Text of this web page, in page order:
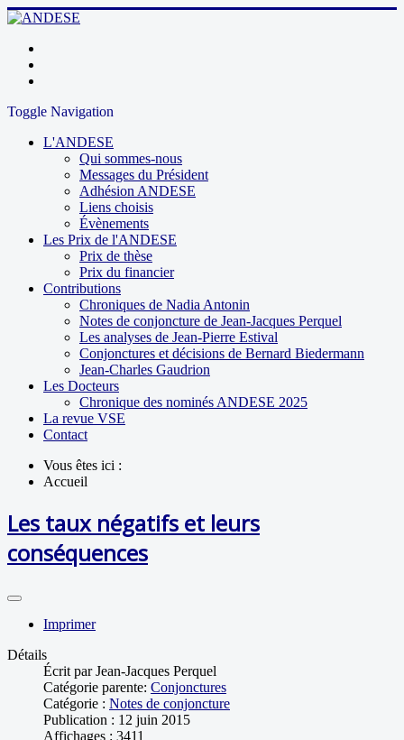
Toggle Navigation
L'ANDESE
Qui sommes-nous
Messages du Président
Adhésion ANDESE
Liens choisis
Évènements
Les Prix de l'ANDESE
Prix de thèse
Prix du financier
Contributions
Chroniques de Nadia Antonin
Notes de conjoncture de Jean-Jacques Perquel
Les analyses de Jean-Pierre Estival
Conjonctures et décisions de Bernard Biedermann
Jean-Charles Gaudrion
Les Docteurs
Chronique des nominés ANDESE 2025
La revue VSE
Contact
Vous êtes ici :
Accueil
Les taux négatifs et leurs
conséquences
Imprimer
Détails
Écrit parJean-Jacques Perquel
Catégorie parente: Conjonctures
Catégorie : Notes de conjoncture
Publication : 12 juin 2015
Affichages : 3411